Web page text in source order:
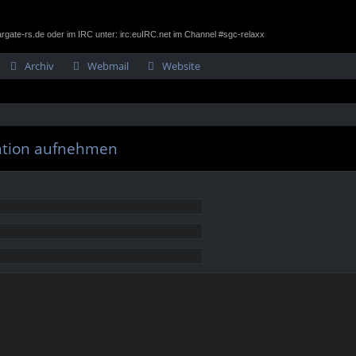
rs.de oder im IRC unter: irc.euIRC.net im Channel #sgc-relaxx
Archiv Webmail
Website
aufnehmen